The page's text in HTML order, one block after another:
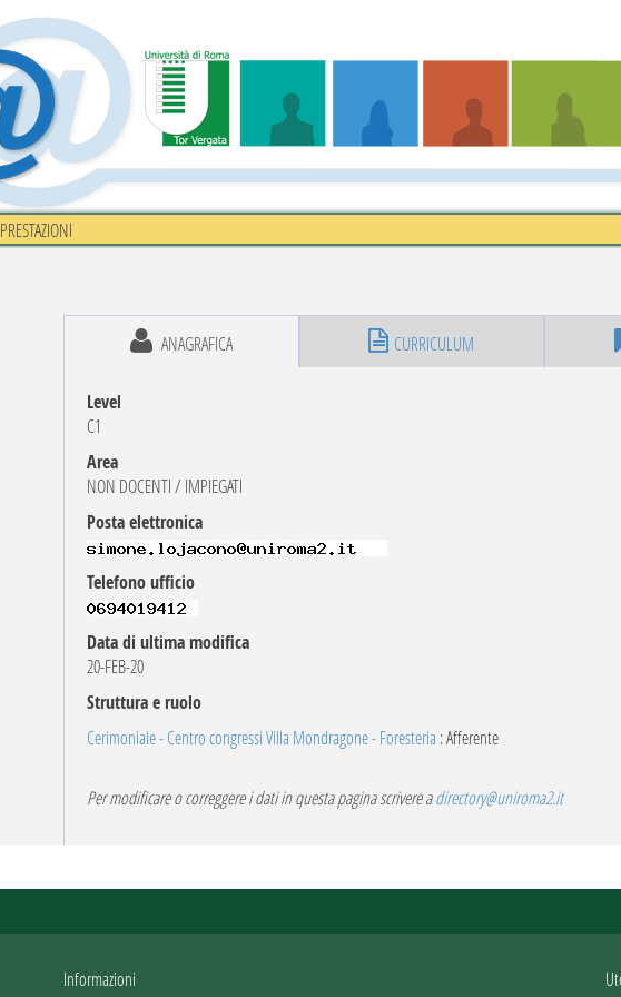
PRESTAZIONI
ANAGRAFICA CURRICULUM
Level
C1
Area
NON DOCENTI / IMPIEGATI
Posta elettronica
Telefono ufficio
Data di ultima modifica
20-FEB-20
Struttura e ruolo
Cerimoniale - Centro congressi Villa Mondragone - Foresteria : Afferente
Per modificare o correggere i dati in questa pagina scrivere adirectory@uniroma2.it
Informazioni